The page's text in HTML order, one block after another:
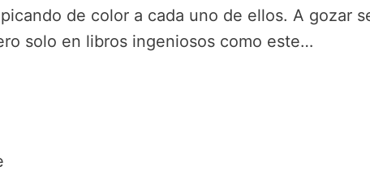
de color a cada uno de ellos. A gozar
solo en libros ingeniosos como este…